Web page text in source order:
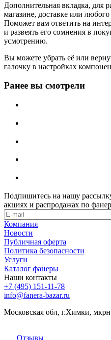
Дополнительная вкладка, для
магазине, доставке или
Поможет вам ответить на
и развеять его сомнения в
усмотрению.
Вы можете убрать её или
галочку в настройках
Ранее вы смотрели
Подпишитесь на нашу
акциях и распродажах по
Компания
Новости
Публичная оферта
Политика безопасности
Услуги
Каталог фанеры
Наши контакты
+7 (495) 151-11-78
info@fanera-bazar.ru
Московская обл, г.Химки,
Отзывы